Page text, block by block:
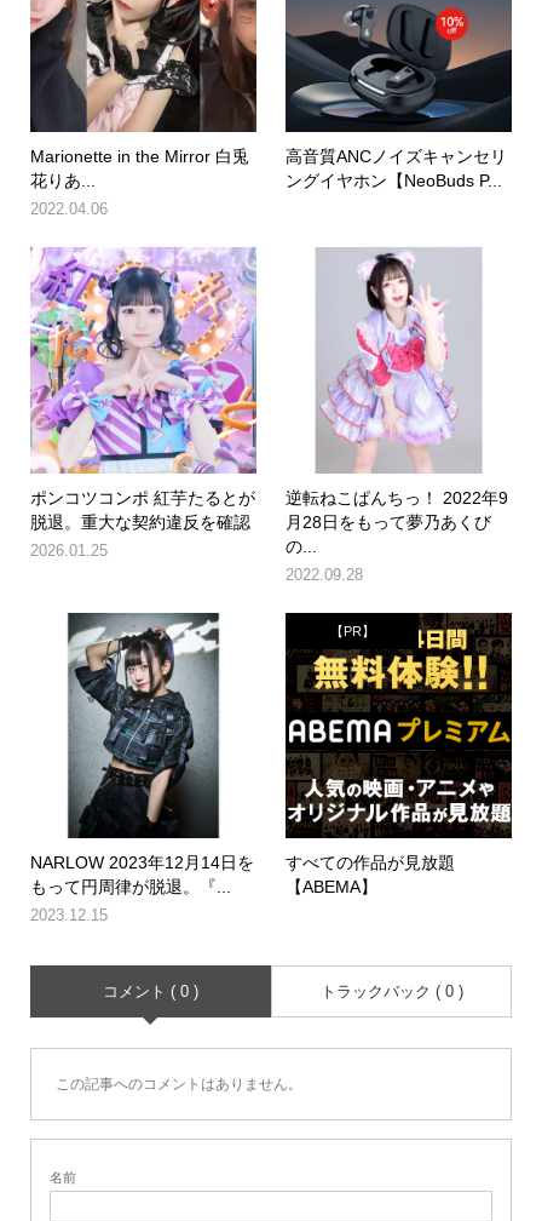
Marionette in the Mirror 白兎
花りあ...
2022.04.06
高音質ANCノイズキャンセリ
ングイヤホン【NeoBuds P...
ポンコツコンポ 紅芋たるとが
脱退。重大な契約違反を確認
2026.01.25
逆転ねこぱんちっ！ 2022年9
月28日をもって夢乃あくび
の...
2022.09.28
NARLOW 2023年12月14日を
もって円周律が脱退。『...
2023.12.15
【PR】
すべての作品が見放題
【ABEMA】
コメント ( 0 ) トラックバック ( 0 )
この記事へのコメントはありません。
名前